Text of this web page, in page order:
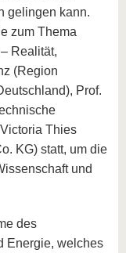
gelingen kann.
zum Thema
Realität,
(Region
Prof.
Thies
KG) statt, um die
und
des
Energie, welches